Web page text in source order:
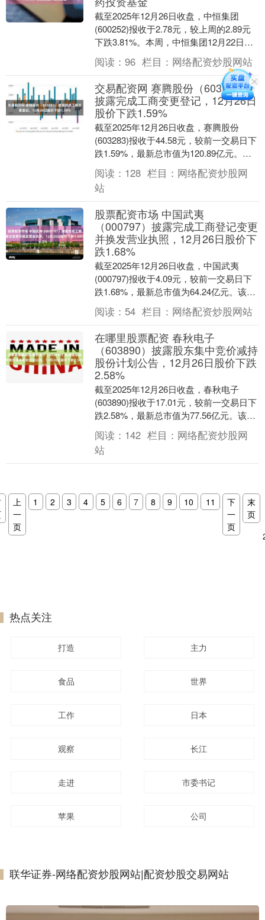
截至2025年12月26日收盘，中恒集团
(600252)报收于2.78元，较上周的2.89元
下跌3.81%。本周，中恒集团12月22日盘
中最高价报2.9元。12....
阅读： 96 栏目： 网络配资炒股网站
交易配资网 赛腾股份（603283）
披露完成工商变更登记，12月26日
股价下跌1.59%
截至2025年12月26日收盘，赛腾股份
(603283)报收于44.58元，较前一交易日下
跌1.59%，最新总市值为120.89亿元。该
股当日开盘45.1元，最....
阅读： 128 栏目： 网络配资炒股网
站
股票配资市场 中国武夷
（000797）披露完成工商登记变更
并换发营业执照，12月26日股价下
跌1.68%
截至2025年12月26日收盘，中国武夷
(000797)报收于4.09元，较前一交易日下
跌1.68%，最新总市值为64.24亿元。该股
当日开盘4.16元，最高4....
阅读： 54 栏目： 网络配资炒股网站
在哪里股票配资 春秋电子
（603890）披露股东集中竞价减持
股份计划公告，12月26日股价下跌
2.58%
截至2025年12月26日收盘，春秋电子
(603890)报收于17.01元，较前一交易日下
跌2.58%，最新总市值为77.56亿元。该股
当日开盘17.46元，最....
阅读： 142 栏目： 网络配资炒股网
站
上
一
页
1 2 3 4 5 6 7 8 9 10 11
下
一
页
末
页
热点关注
打造 主力
食品 世界
工作 日本
观察 长江
走进 市委书记
苹果 公司
联华证券-网络配资炒股网站|配资炒股交易网站